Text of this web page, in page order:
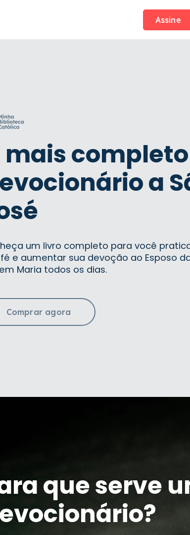
Assine
mais completo
a
um livro completo para você
e aumentar sua devoção ao Esposo
Maria todos os dias.
Comprar agora
que serve